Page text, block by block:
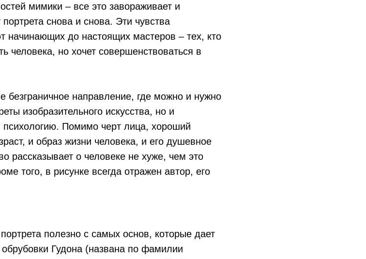
мимики – все это завораживает и
снова и снова. Эти чувства
начинающих до настоящих мастеров – тех, кто
человека, но хочет совершенствоваться в
безграничное направление, где можно и нужно
изобразительного искусства, но и
психологию. Помимо черт лица, хороший
и образ жизни человека, и его душевное
рассказывает о человеке не хуже, чем это
того, в рисунке всегда отражен автор, его
полезно с самых основ, которые дает
Гудона (названа по фамилии